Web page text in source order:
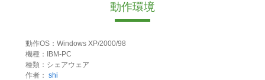
動作環境
動作OS：Windows XP/2000/98
機種：IBM-PC
種類：シェアウェア
作者： shi